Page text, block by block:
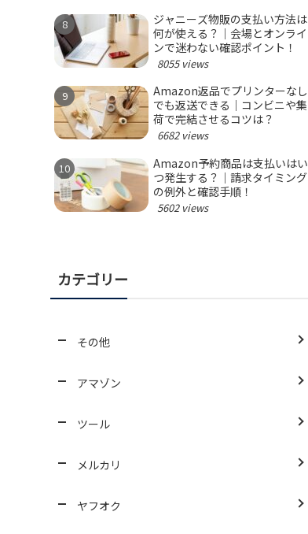
ジャニーズ物販の支払い方法は
何が使える？｜会場とオンライ
ンで迷わない確認ポイント！
8055 views
Amazon返品でプリンターなし
でも返送できる｜コンビニや集
荷で完結させるコツは？
6682 views
Amazon予約商品は支払いはい
つ発生する？｜請求タイミング
の例外と確認手順！
5602 views
カテゴリー
その他
アマゾン
ツール
メルカリ
ヤフオク